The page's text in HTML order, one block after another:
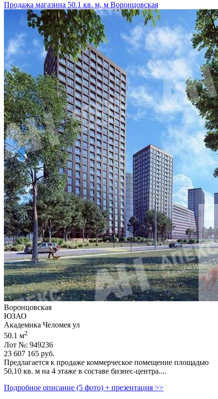
Продажа магазина 50.1 кв. м, м Воронцовская
Воронцовская
ЮЗАО
Академика Челомея ул
50.1 м2
Лот №: 949236
23 607 165 руб.
Предлагается к продаже коммерческое помещение площадью
50,­10 кв. м на 4 этаже в составе бизнес-центра....
Подробное описание (5 фото) + презентация >>